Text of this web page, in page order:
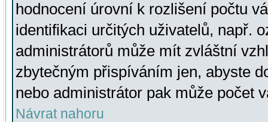
hodnocení úrovní k rozlišení počtu
identifikaci určitých uživatelů, např.
administrátorů může mít zvláštní
zbytečným přispíváním jen, abyste
nebo administrátor pak může počet
Návrat nahoru